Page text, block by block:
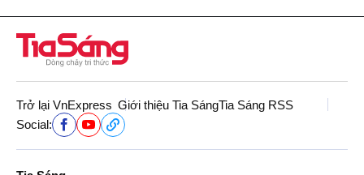
Trở lại VnExpress Giới thiệu Tia SángTia Sáng RSS
Social: